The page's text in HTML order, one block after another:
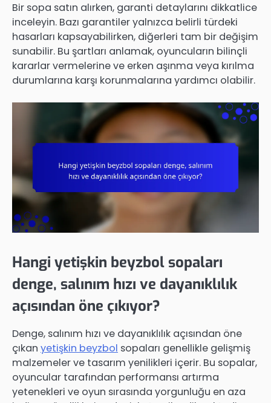
Bir sopa satın alırken, garanti detaylarını dikkatlice
inceleyin. Bazı garantiler yalnızca belirli türdeki
hasarları kapsayabilirken, diğerleri tam bir değişim
sunabilir. Bu şartları anlamak, oyuncuların bilinçli
kararlar vermelerine ve erken aşınma veya kırılma
durumlarına karşı korunmalarına yardımcı olabilir.
Hangi yetişkin beyzbol sopaları
denge, salınım hızı ve dayanıklılık
açısından öne çıkıyor?
Denge, salınım hızı ve dayanıklılık açısından öne
çıkan yetişkin beyzbol sopaları genellikle gelişmiş
malzemeler ve tasarım yenilikleri içerir. Bu sopalar,
oyuncular tarafından performansı artırma
yetenekleri ve oyun sırasında yorgunluğu en aza